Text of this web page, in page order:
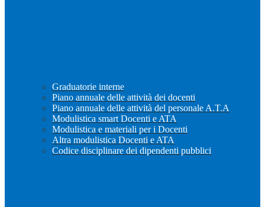
Graduatorie interne
Piano annuale delle attività dei docenti
Piano annuale delle attività del personale A.T.A
Modulistica smart Docenti e ATA
Modulistica e materiali per i Docenti
Altra modulistica Docenti e ATA
Codice disciplinare dei dipendenti pubblici